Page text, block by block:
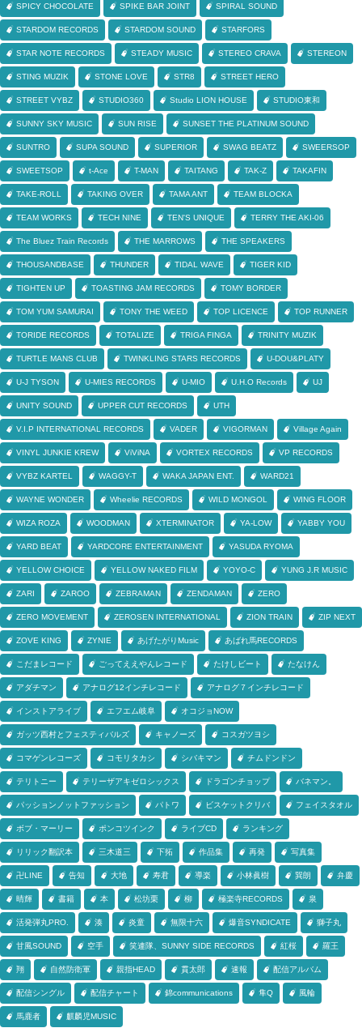
SPICY CHOCOLATE SPIKE BAR JOINT SPIRAL SOUND
STARDOM RECORDS STARDOM SOUND STARFORS
STAR NOTE RECORDS STEADY MUSIC STEREO CRAVA STEREON
STING MUZIK STONE LOVE STR8 STREET HERO
STREET VYBZ STUDIO360 Studio LION HOUSE STUDIO東和
SUNNY SKY MUSIC SUN RISE SUNSET THE PLATINUM SOUND
SUNTRO SUPA SOUND SUPERIOR SWAG BEATZ SWEERSOP
SWEETSOP t-Ace T-MAN TAITANG TAK-Z TAKAFIN
TAKE-ROLL TAKING OVER TAMA ANT TEAM BLOCKA
TEAM WORKS TECH NINE TEN'S UNIQUE TERRY THE AKI-06
The Bluez Train Records THE MARROWS THE SPEAKERS
THOUSANDBASE THUNDER TIDAL WAVE TIGER KID
TIGHTEN UP TOASTING JAM RECORDS TOMY BORDER
TOM YUM SAMURAI TONY THE WEED TOP LICENCE TOP RUNNER
TORIDE RECORDS TOTALIZE TRIGA FINGA TRINITY MUZIK
TURTLE MANS CLUB TWINKLING STARS RECORDS U-DOU&PLATY
U-J TYSON U-MIES RECORDS U-MIO U.H.O Records UJ
UNITY SOUND UPPER CUT RECORDS UTH
V.I.P INTERNATIONAL RECORDS VADER VIGORMAN Village Again
VINYL JUNKIE KREW ViViNA VORTEX RECORDS VP RECORDS
VYBZ KARTEL WAGGY-T WAKA JAPAN ENT. WARD21
WAYNE WONDER Wheelie RECORDS WILD MONGOL WING FLOOR
WIZA ROZA WOODMAN XTERMINATOR YA-LOW YABBY YOU
YARD BEAT YARDCORE ENTERTAINMENT YASUDA RYOMA
YELLOW CHOICE YELLOW NAKED FILM YOYO-C YUNG J.R MUSIC
ZARI ZAROO ZEBRAMAN ZENDAMAN ZERO
ZERO MOVEMENT ZEROSEN INTERNATIONAL ZION TRAIN ZIP NEXT
ZOVE KING ZYNIE あげたがりMusic あばれ馬RECORDS
こだまレコード ごってええやんレコード たけしビート たなけん
アダチマン アナログ12インチレコード アナログ７インチレコード
インストアライブ エフエム岐阜 オコジョNOW
ガッツ西村とフェスティバルズ キャノーズ コスガツヨシ
コマゲンレコーズ コモリタカシ シバキマン チムドンドン
テリトニー テリーザアキゼロシックス ドラゴンチョップ バネマン。
パッションノットファッション パトワ ビスケットクリバ フェイスタオル
ボブ・マーリー ポンコツインク ライブCD ランキング
リリック翻訳本 三木道三 下拓 作品集 再発 写真集
卍LINE 告知 大地 寿君 導楽 小林眞樹 巽朗 弁慶
晴輝 書籍 本 松坊栗 柳 極楽寺RECORDS 泉
活発弾丸PRO. 湊 炎童 無限十六 爆音SYNDICATE 獅子丸
甘風SOUND 空手 笑連隊、SUNNY SIDE RECORDS 紅桜 羅王
翔 自然防衛軍 親指HEAD 貫太郎 速報 配信アルバム
配信シングル 配信チャート 錦communications 隼Q 風輪
馬鹿者 麒麟児MUSIC